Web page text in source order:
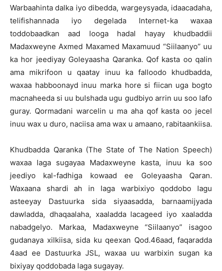
Warbaahinta dalka iyo dibedda, wargeysyada, idaacadaha,
telifishannada iyo degelada Internet-ka waxaa
toddobaadkan aad looga hadal hayay khudbaddii
Madaxweyne Axmed Maxamed Maxamuud “Siilaanyo” uu
ka hor jeediyay Goleyaasha Qaranka. Qof kasta oo qalin
ama mikrifoon u qaatay inuu ka falloodo khudbadda,
waxaa habboonayd inuu marka hore si fiican uga bogto
macnaheeda si uu bulshada ugu gudbiyo arrin uu soo lafo
guray. Qormadani warcelin u ma aha qof kasta oo jecel
inuu wax u duro, naciisa ama wax u amaano, rabitaankiisa.
Khudbadda Qaranka (The State of The Nation Speech)
waxaa laga sugayaa Madaxweyne kasta, inuu ka soo
jeediyo kal-fadhiga kowaad ee Goleyaasha Qaran.
Waxaana shardi ah in laga warbixiyo qoddobo lagu
asteeyay Dastuurka sida siyaasadda, barnaamijyada
dawladda, dhaqaalaha, xaaladda lacageed iyo xaaladda
nabadgelyo. Markaa, Madaxweyne “Siilaanyo” isagoo
gudanaya xilkiisa, sida ku qeexan Qod.46aad, faqaradda
4aad ee Dastuurka JSL, waxaa uu warbixin sugan ka
bixiyay qoddobada laga sugayay.